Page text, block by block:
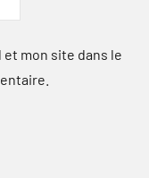
mon site dans le